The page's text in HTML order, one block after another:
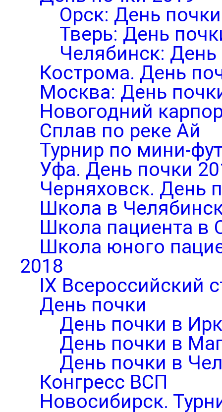
Орск: День почки
Тверь: День
Челябинск:
Кострома. День
Москва: День
Новогодний
Сплав по реке Ай
Турнир по мини-
Уфа. День почки
Черняховск. День
Школа в
Школа пациента в
Школа юного
2018
IX Всероссийский
День почки
День почки в
День почки в
День почки в
Конгресс ВСП
Новосибирск.